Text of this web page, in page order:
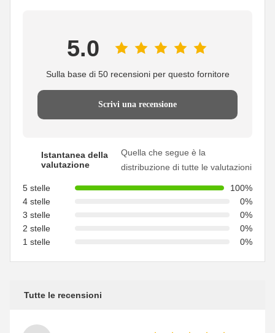
5.0
Sulla base di 50 recensioni per questo fornitore
Scrivi una recensione
Istantanea della
valutazione
Quella che segue è la
distribuzione di tutte le valutazioni
5 stelle
100%
4 stelle
0%
3 stelle
0%
2 stelle
0%
1 stelle
0%
Tutte le recensioni